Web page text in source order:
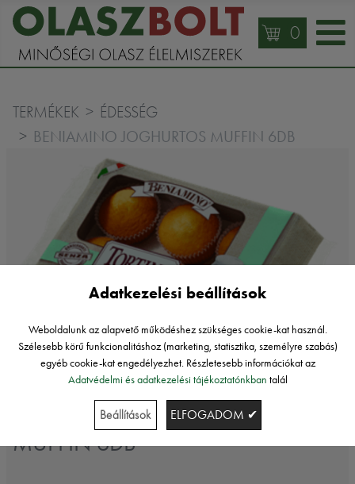
0
TERMÉKEK ÉDESSÉG
BENIAMINO JOGHURTOS MUFFIN 6DB
BENIAMINO JOGHURTOS
MUFFIN 6DB
Adatkezelési beállítások
Weboldalunk az alapvető működéshez szükséges cookie-kat használ.
Szélesebb körű funkcionalitáshoz (marketing, statisztika, személyre szabás)
egyéb cookie-kat engedélyezhet. Részletesebb információkat az
Adatvédelmi és adatkezelési tájékoztatónkban talál
Beállítások ELFOGADOM ✔